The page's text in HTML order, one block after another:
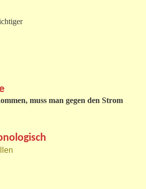
muss man gegen den Strom